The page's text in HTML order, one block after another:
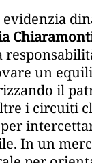
un
il
i circuiti
In un